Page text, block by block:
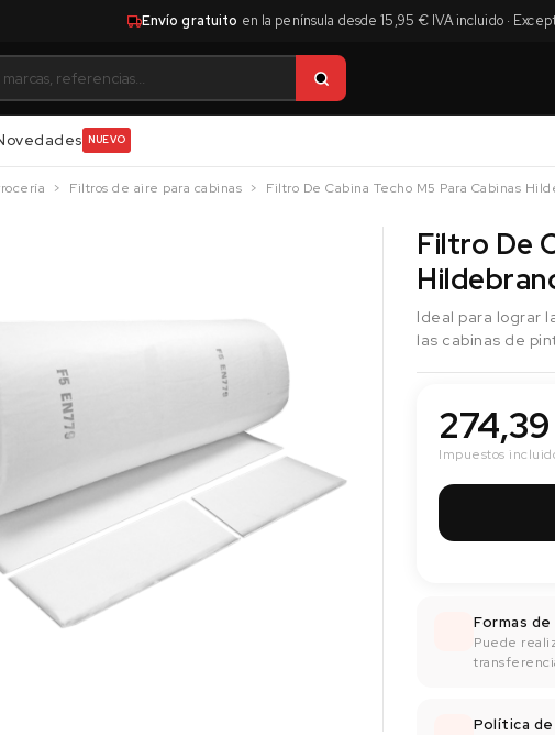
Envío gratuito en la península desde 15,95 € IVA incluido ·
NUEVO
Filtros de aire para cabinas Filtro De Cabina Techo M5 Para Cabinas
Filtro De
Ideal para lograr
las cabinas de
Impuestos
Formas
Puede
Política